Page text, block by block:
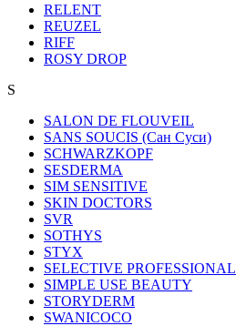
RELENT
REUZEL
RIFF
ROSY DROP
S
SALON DE FLOUVEIL
SANS SOUCIS (Сан Суси)
SCHWARZKOPF
SESDERMA
SIM SENSITIVE
SKIN DOCTORS
SVR
SOTHYS
STYX
SELECTIVE PROFESSIONAL
SIMPLE USE BEAUTY
STORYDERM
SWANICOCO